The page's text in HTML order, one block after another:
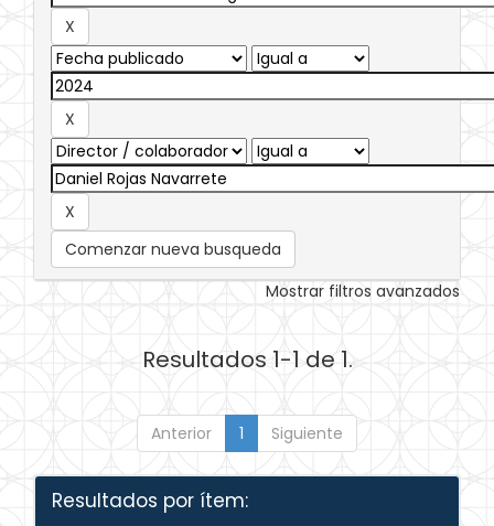
Comenzar nueva busqueda
Mostrar filtros avanzados
Resultados 1-1 de 1.
Anterior 1 Siguiente
Resultados por ítem: